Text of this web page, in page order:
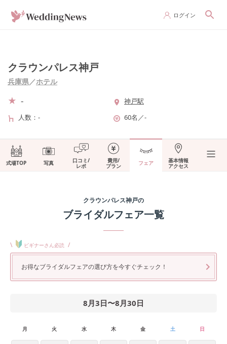
ログイン
クラウンパレス神戸
兵庫県／ホテル
-
神戸駅
人数
- 60名 ／-
式場TOP 写真 口コミ/
レポ
費用/
プラン フェア 基本情報
アクセス
クラウンパレス神戸の
ブライダルフェア一覧
\ ビギナーさん必読 /
お得なブライダルフェアの選び方を今すぐチェック！
8月3日〜8月30日
月 火 水 木 金 土 日